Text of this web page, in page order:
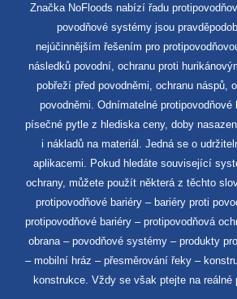
Značka NoFloods nabízí řadu
povodňové systémy jsou
nejúčinnějším řešením pro
následků povodní, ochranu proti
pobřeží před povodněmi, ochranu náspů,
povodněmi. Odnímatelné protipovodňové
písečné pytle z hlediska ceny, doby
i nákladů na materiál. Jedná se o
aplikacemi. Pokud hledáte související
ochrany, můžete použít některá z těchto
protipovodňové bariéry – bariéry proti
protipovodňové bariéry – protipovodňová
obrana – povodňové systémy – produkty
– mobilní hráz – přesměrování řeky –
konstrukce. Vždy se však ptejte na reálné